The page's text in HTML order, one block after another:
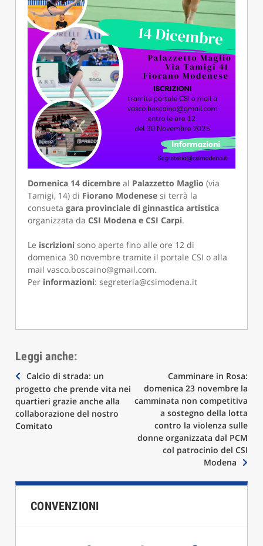
Domenica 14 dicembre al Palazzetto Maglio (via
Tamigi, 14) di Fiorano Modenese si terrà la
consuetagara provinciale di ginnastica artistica
organizzata daCSI Modena e CSI Carpi.
Le iscrizioni sono aperte fino alle ore 12 di
domenica 30 novembre tramite il portale CSI o alla
mail vasco.boscaino@gmail.com.
Per informazioni: segreteria@csimodena.it
Leggi anche:
Navigazione
articoli
Calcio di strada: un
progetto che prende vita nei
quartieri grazie anche alla
collaborazione del nostro
Comitato
Camminare in Rosa:
domenica 23 novembre la
camminata non competitiva
a sostegno della lotta
contro la violenza sulle
donne organizzata dal PCM
col patrocinio del CSI
Modena
CONVENZIONI